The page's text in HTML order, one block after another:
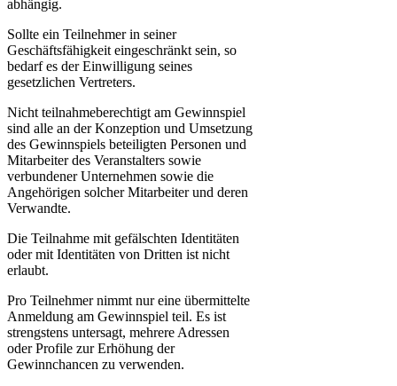
abhängig.
Sollte ein Teilnehmer in seiner
Geschäftsfähigkeit eingeschränkt sein, so
bedarf es der Einwilligung seines
gesetzlichen Vertreters.
Nicht teilnahmeberechtigt am Gewinnspiel
sind alle an der Konzeption und Umsetzung
des Gewinnspiels beteiligten Personen und
Mitarbeiter des Veranstalters sowie
verbundener Unternehmen sowie die
Angehörigen solcher Mitarbeiter und deren
Verwandte.
Die Teilnahme mit gefälschten Identitäten
oder mit Identitäten von Dritten ist nicht
erlaubt.
Pro Teilnehmer nimmt nur eine übermittelte
Anmeldung am Gewinnspiel teil. Es ist
strengstens untersagt, mehrere Adressen
oder Profile zur Erhöhung der
Gewinnchancen zu verwenden.